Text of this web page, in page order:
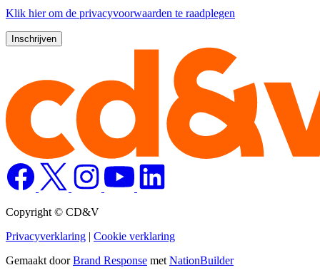
Klik hierom de privacyvoorwaarden te raadplegen
Copyright © CD&V
Privacyverklaring | Cookie verklaring
Gemaakt doorBrand Response met NationBuilder